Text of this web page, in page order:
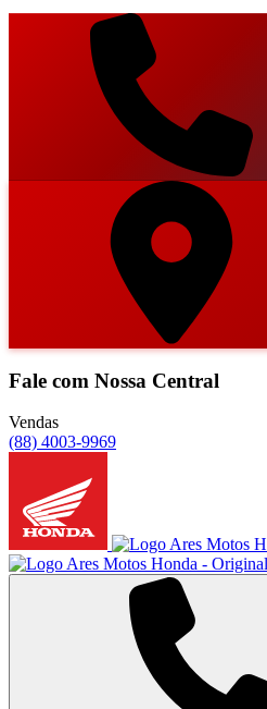
Fale com Nossa Central
Vendas
(88) 4003-9969